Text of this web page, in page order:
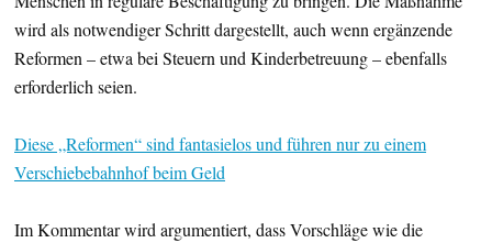
wird als notwendiger Schritt dargestellt, auch wenn ergänzende
Reformen – etwa bei Steuern und Kinderbetreuung – ebenfalls
erforderlich seien.
Diese „Reformen“ sind fantasielos und führen nur zu einem
Verschiebebahnhof beim Geld
Im Kommentar wird argumentiert, dass Vorschläge wie die